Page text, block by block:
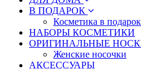
В ПОДАРОК
Косметика в подарок
НАБОРЫ КОСМЕТИКИ
ОРИГИНАЛЬНЫЕ
Женские носочки
АКСЕССУАРЫ